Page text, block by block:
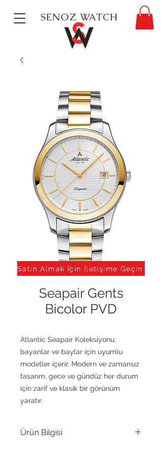
SENOZ WATCH
Seapair Gents
Bicolor PVD
Atlantic Seapair Koleksiyonu,
bayanlar ve baylar için uyumlu
modeller içerir. Modern ve zamansız
tasarım, gece ve gündüz her durum
için zarif ve klasik bir görünüm
yaratır.
Ürün Bilgisi
Satın Almak İçin İletişime Geçin